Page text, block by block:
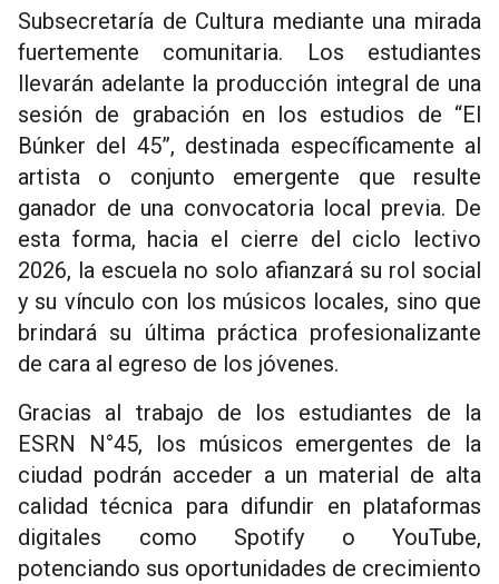
Subsecretaría de Cultura mediante una mirada
fuertemente comunitaria. Los estudiantes
llevarán adelante la producción integral de una
sesión de grabación en los estudios de “El
Búnker del 45”, destinada específicamente al
artista o conjunto emergente que resulte
ganador de una convocatoria local previa. De
esta forma, hacia el cierre del ciclo lectivo
2026, la escuela no solo afianzará su rol social
y su vínculo con los músicos locales, sino que
brindará su última práctica profesionalizante
de cara al egreso de los jóvenes.
Gracias al trabajo de los estudiantes de la
ESRN N°45, los músicos emergentes de la
ciudad podrán acceder a un material de alta
calidad técnica para difundir en plataformas
digitales como Spotify o YouTube,
potenciando sus oportunidades de crecimiento